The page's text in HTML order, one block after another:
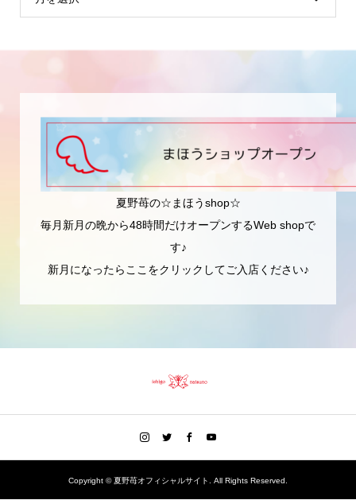
夏野苺の☆まほうshop☆
毎月新月の晩から48時間だけオープンするWeb shopで
す♪
新月になったらここをクリックしてご入店ください♪
Copyright ©夏野苺オフィシャルサイト. All Rights Reserved.